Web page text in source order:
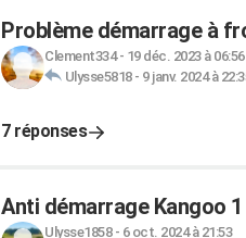
Problème démarrage à
Clement334- 19 déc. 2023 à 06:56
Ulysse5818- 9 janv. 2024 à
7 réponses
Anti démarrage Kangoo 1
Ulysse1858- 6 oct. 2024 à 21:53